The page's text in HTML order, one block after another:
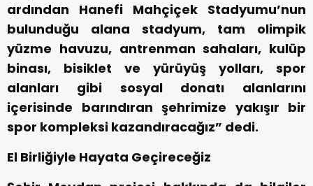
ardından Hanefi Mahçiçek Stadyumu’nun
bulunduğu alana stadyum, tam olimpik
yüzme havuzu, antrenman sahaları, kulüp
binası, bisiklet ve yürüyüş yolları, spor
alanları gibi sosyal donatı alanlarını
içerisinde barındıran şehrimize yakışır bir
spor kompleksi kazandıracağız” dedi.
El Birliğiyle Hayata Geçireceğiz